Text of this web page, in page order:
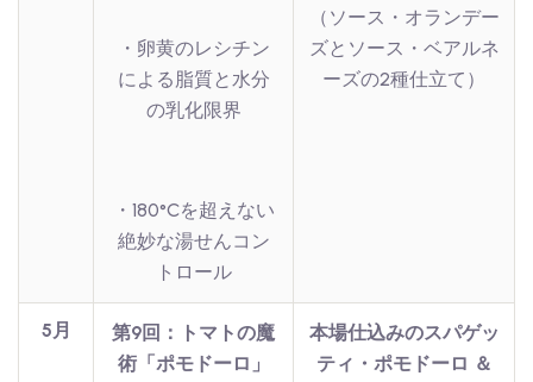
・卵黄のレシチン
による脂質と水分
の乳化限界
・180°Cを超えない
絶妙な湯せんコン
トロール
（ソース・オランデー
ズとソース・ベアルネ
ーズの2種仕立て）
5月
第9回：トマトの魔
術「ポモドーロ」
本場仕込みのスパゲッ
ティ・ポモドーロ ＆